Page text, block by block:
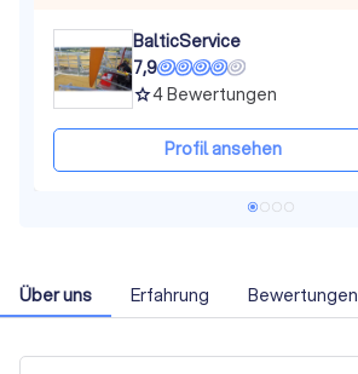
BalticService
7,9
grade4Bewertungen
Profil ansehen
Über uns Erfahrung Bewertungen